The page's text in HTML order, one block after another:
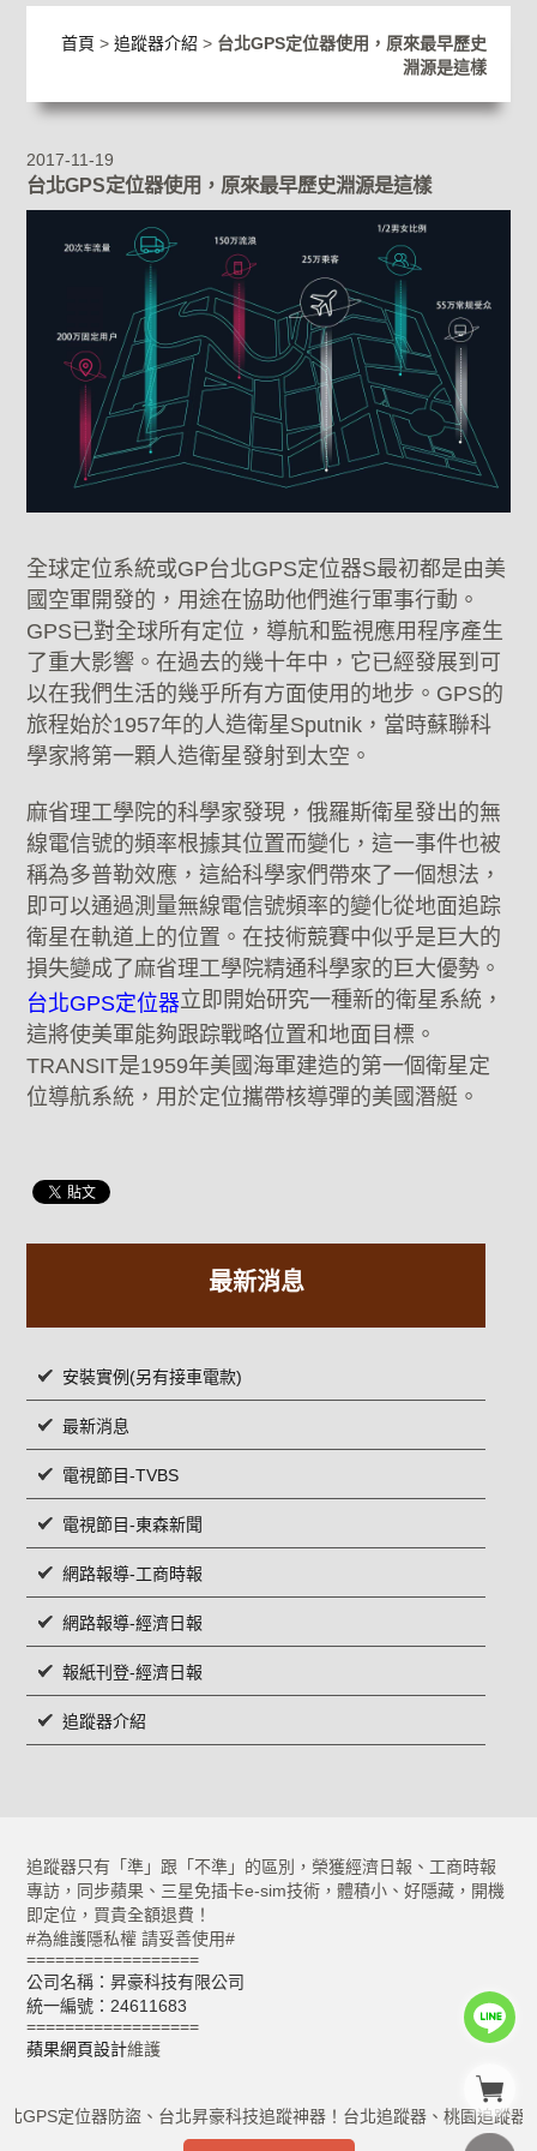
首頁 > 追蹤器介紹 > 台北GPS定位器使用，原來最早歷史
淵源是這樣
2017-11-19
台北GPS定位器使用，原來最早歷史淵源是這樣
全球定位系統或GP台北GPS定位器S最初都是由美
國空軍開發的，用途在協助他們進行軍事行動。
GPS已對全球所有定位，導航和監視應用程序產生
了重大影響。在過去的幾十年中，它已經發展到可
以在我們生活的幾乎所有方面使用的地步。GPS的
旅程始於1957年的人造衛星Sputnik，當時蘇聯科
學家將第一顆人造衛星發射到太空。
麻省理工學院的科學家發現，俄羅斯衛星發出的無
線電信號的頻率根據其位置而變化，這一事件也被
稱為多普勒效應，這給科學家們帶來了一個想法，
即可以通過測量無線電信號頻率的變化從地面追踪
衛星在軌道上的位置。在技術競賽中似乎是巨大的
損失變成了麻省理工學院精通科學家的巨大優勢。
台北GPS定位器立即開始研究一種新的衛星系統，
這將使美軍能夠跟踪戰略位置和地面目標。
TRANSIT是1959年美國海軍建造的第一個衛星定
位導航系統，用於定位攜帶核導彈的美國潛艇。
最新消息
安裝實例(另有接車電款)
最新消息
電視節目-TVBS
電視節目-東森新聞
網路報導-工商時報
網路報導-經濟日報
報紙刊登-經濟日報
追蹤器介紹
追蹤器只有「準」跟「不準」的區別，榮獲經濟日報、工商時報
專訪，同步蘋果、三星免插卡e-sim技術，體積小、好隱藏，開機
即定位，買貴全額退費！
#為維護隱私權 請妥善使用#
==================
公司名稱：昇豪科技有限公司
統一編號：24611683
==================
蘋果網頁設計維護
北GPS定位器防盜、台北昇豪科技追蹤神器！台北追蹤器、桃園追蹤